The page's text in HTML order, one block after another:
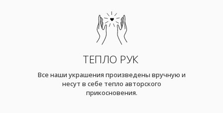
ТЕПЛО РУК
Все наши украшения произведены вручную и
несут в себе тепло авторского
прикосновения.